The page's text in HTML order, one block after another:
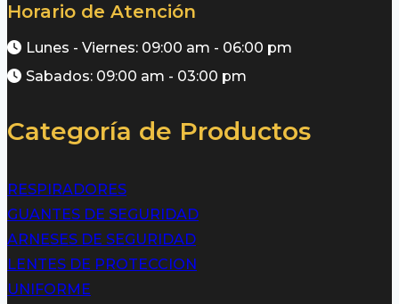
Horario de Atención
Lunes - Viernes: 09:00 am - 06:00 pm
Sabados: 09:00 am - 03:00 pm
Categoría de Productos
RESPIRADORES
GUANTES DE SEGURIDAD
ARNESES DE SEGURIDAD
LENTES DE PROTECCION
UNIFORME